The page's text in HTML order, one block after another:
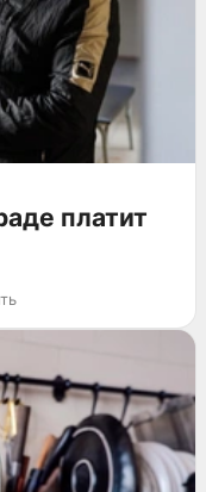
платит